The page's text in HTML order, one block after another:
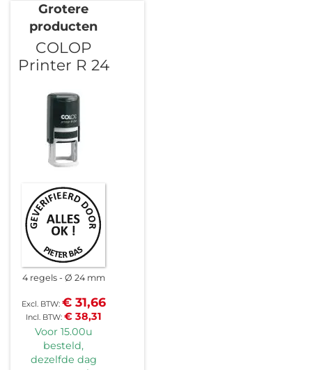
Grotere
producten
COLOP
Printer R 24
4 regels Ø 24 mm
€ 38,31
€ 31,66
Voor 15.00u
besteld,
dezelfde dag